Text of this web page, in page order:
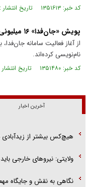
کد خبر: ۱۳۵۱۶۱۳ تاریخ انتشار : ۱۴۰۵/۰۱/۲۰
پویش «جان‌فدا» ۱۶ میلیونی شد
نام‌نویسی کرده‌اند.
کد خبر: ۱۳۵۱۴۸۰ تاریخ انتشار : ۱۴۰۵/۰۱/۱۹
آخرین اخبار
هیچ‌کس بیشتر از
ولایتی: نیرو‌های خارجی
نگاهی به نقش و جایگاه مهم